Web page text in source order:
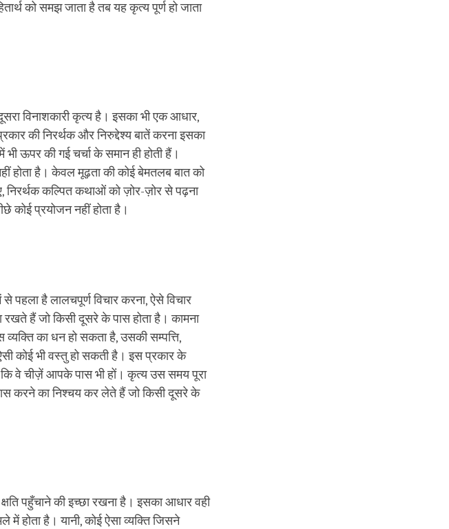
को समझ जाता है तब यह कृत्य पूर्ण हो जाता
विनाशकारी कृत्य है। इसका भी एक आधार,
की निरर्थक और निरुद्देश्य बातें करना इसका
ऊपर की गई चर्चा के समान ही होती हैं।
होता है। केवल मूढ़ता की कोई बेमतलब बात को
निरर्थक कल्पित कथाओं को ज़ोर-ज़ोर से पढ़ना
कोई प्रयोजन नहीं होता है।
पहला है लालचपूर्ण विचार करना, ऐसे विचार
रखते हैं जो किसी दूसरे के पास होता है। कामना
व्यक्ति का धन हो सकता है, उसकी सम्पत्ति,
कोई भी वस्तु हो सकती है। इस प्रकार के
वे चीज़ें आपके पास भी हों। कृत्य उस समय पूरा
करने का निश्चय कर लेते हैं जो किसी दूसरे के
क्षति पहुँचाने की इच्छा रखना है। इसका आधार वही
में होता है। यानी, कोई ऐसा व्यक्ति जिसने